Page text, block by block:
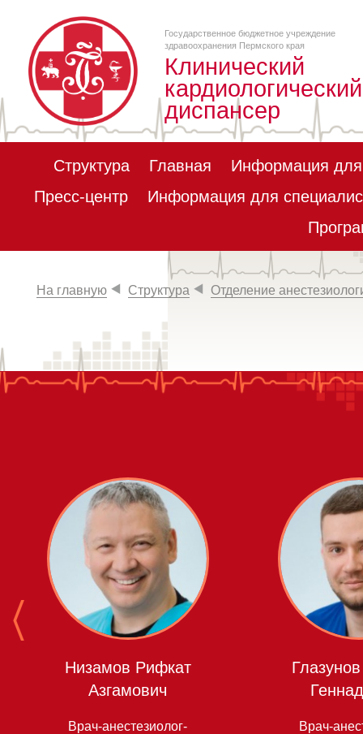
Государственное бюджетное учреждение
здравоохранения Пермского края
Клинический
кардиологический
диспансер
Структура Главная
Информация для
Пресс-центр
Информация для
На главную Структура Отделение
Низамов Рифкат
Азгамович
Врач-анестезиолог-
Врач-